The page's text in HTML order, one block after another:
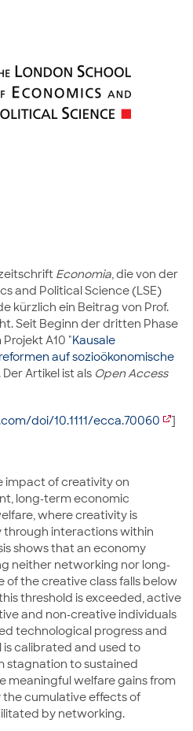
Economia, die von der
and Political Science (LSE)
kürzlich ein Beitrag von Prof.
Seit Beginn der dritten Phase
A10 "Kausale
auf sozioökonomische
Der Artikel ist als Open Access
doi/10.1111/ecca.70060 ]
impact of creativity on
long-term economic
where creativity is
interactions within
shows that an economy
neither networking nor long-
the creative class falls below
threshold is exceeded, active
and non-creative individuals
technological progress and
calibrated and used to
stagnation to sustained
meaningful welfare gains from
the cumulative effects of
by networking.